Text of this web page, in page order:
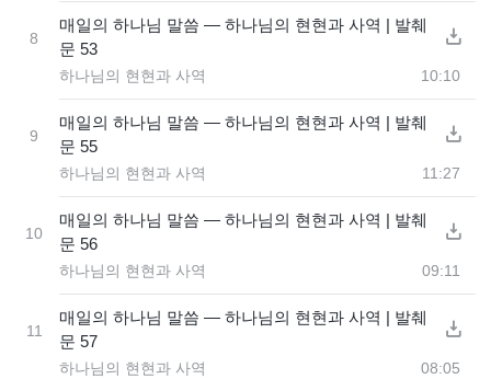
8
매일의 하나님 말씀 ― 하나님의 현현과 사역 | 발췌
문 53
하나님의 현현과 사역 10:10
9
매일의 하나님 말씀 ― 하나님의 현현과 사역 | 발췌
문 55
하나님의 현현과 사역 11:27
10
매일의 하나님 말씀 ― 하나님의 현현과 사역 | 발췌
문 56
하나님의 현현과 사역 09:11
11
매일의 하나님 말씀 ― 하나님의 현현과 사역 | 발췌
문 57
하나님의 현현과 사역 08:05